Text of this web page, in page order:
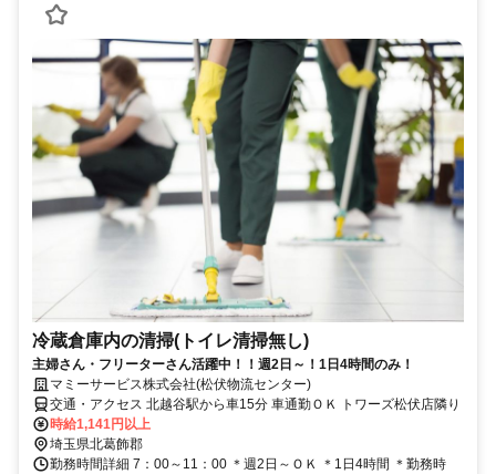
冷蔵倉庫内の清掃(トイレ清掃無し)
主婦さん・フリーターさん活躍中！！週2日～！1日4時間のみ！
マミーサービス株式会社(松伏物流センター)
交通・アクセス 北越谷駅から車15分 車通勤ＯＫ トワーズ松伏店隣り
時給1,141円以上
埼玉県北葛飾郡
勤務時間詳細 7：00～11：00 ＊週2日～ＯＫ ＊1日4時間 ＊勤務時